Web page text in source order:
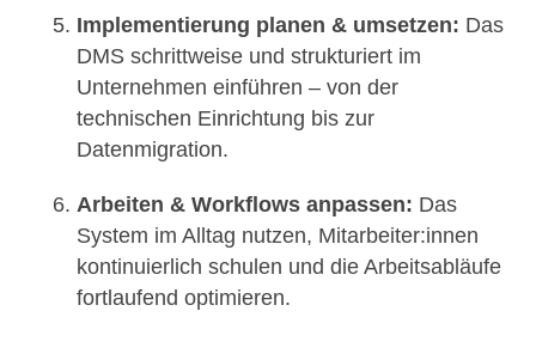
Implementierung planen & umsetzen: Das
DMS schrittweise und strukturiert im
Unternehmen einführen – von der
technischen Einrichtung bis zur
Datenmigration.
Arbeiten & Workflows anpassen: Das
System im Alltag nutzen, Mitarbeiter:innen
kontinuierlich schulen und die Arbeitsabläufe
fortlaufend optimieren.